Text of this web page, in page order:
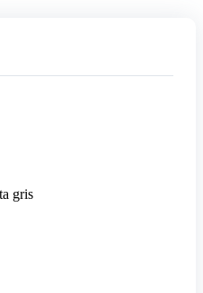
gris